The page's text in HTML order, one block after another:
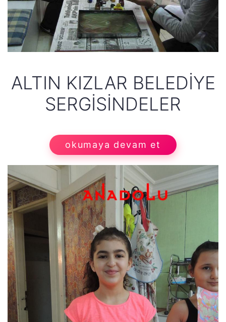
ALTIN KIZLAR BELEDIYE
SERGISINDELER
okumaya devam et